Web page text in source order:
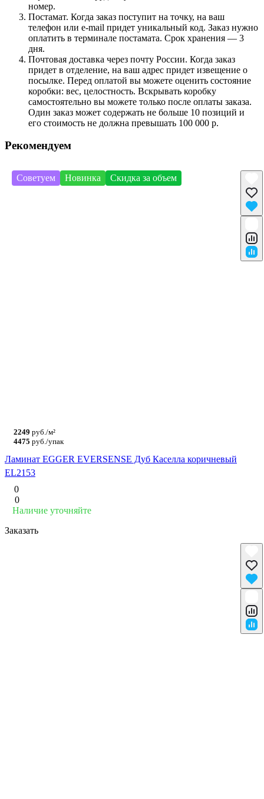
номер.
Постамат. Когда заказ поступит на точку, на ваш
телефон или e-mail придет уникальный код. Заказ нужно
оплатить в терминале постамата. Срок хранения — 3
дня.
Почтовая доставка через почту России. Когда заказ
придет в отделение, на ваш адрес придет извещение о
посылке. Перед оплатой вы можете оценить состояние
коробки: вес, целостность. Вскрывать коробку
самостоятельно вы можете только после оплаты заказа.
Один заказ может содержать не больше 10 позиций и
его стоимость не должна превышать 100 000 р.
Рекомендуем
Советуем Новинка Скидка за объем
2249 руб./м²
4475 руб./упак
Ламинат EGGER EVERSENSE Дуб Каселла коричневый
EL2153
0
0
Наличие уточняйте
Заказать